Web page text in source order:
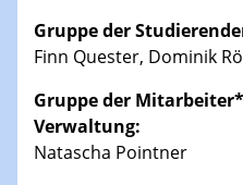
Gruppe der
Finn Quester, Dominik
Gruppe der
Verwaltung:
Natascha Pointner